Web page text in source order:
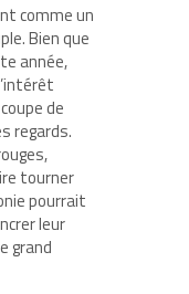
comme un
Bien que
année,
de
regards.
tourner
pourrait
leur
grand